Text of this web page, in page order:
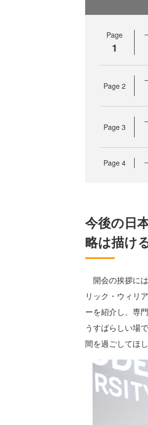
Page
1
Page 2
Page 3
Page 4
今後の日
略は描け
開会の挨拶に
リック・ウィリ
ーを紹介し、専
うすばらしい場
間を過ごしてほ